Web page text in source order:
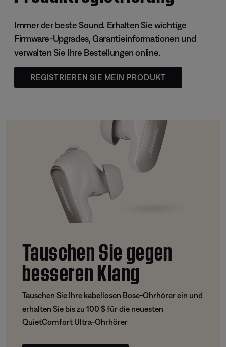
Immer der beste Sound. Erhalten Sie wichtige
Firmware-Upgrades, Garantieinformationen und
verwalten Sie Ihre Bestellungen online.
REGISTRIEREN SIE MEIN PRODUKT
Tauschen Sie gegen
besseren Klang
Tauschen Sie Ihre kabellosen Bose-Ohrhörer ein und
erhalten Sie bis zu 100 $ für die neuesten
QuietComfort Ultra-Ohrhörer